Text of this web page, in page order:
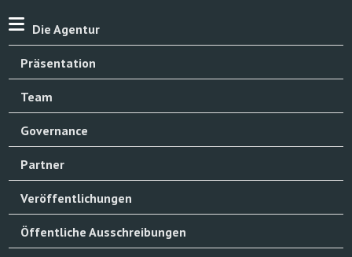
Die Agentur
Präsentation
Team
Governance
Partner
Veröffentlichungen
Öffentliche Ausschreibungen